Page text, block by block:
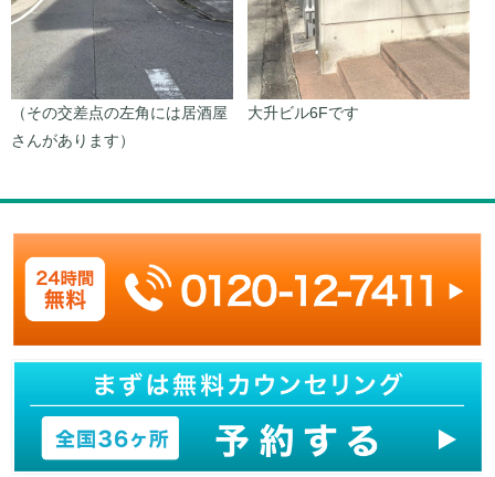
（その交差点の左角には居酒屋
さんがあります）
大升ビル6Fです